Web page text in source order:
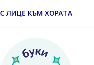
С ЛИЦЕ КЪМ ХОРАТА